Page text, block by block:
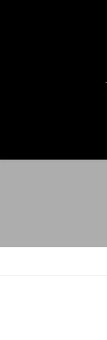
キ
に